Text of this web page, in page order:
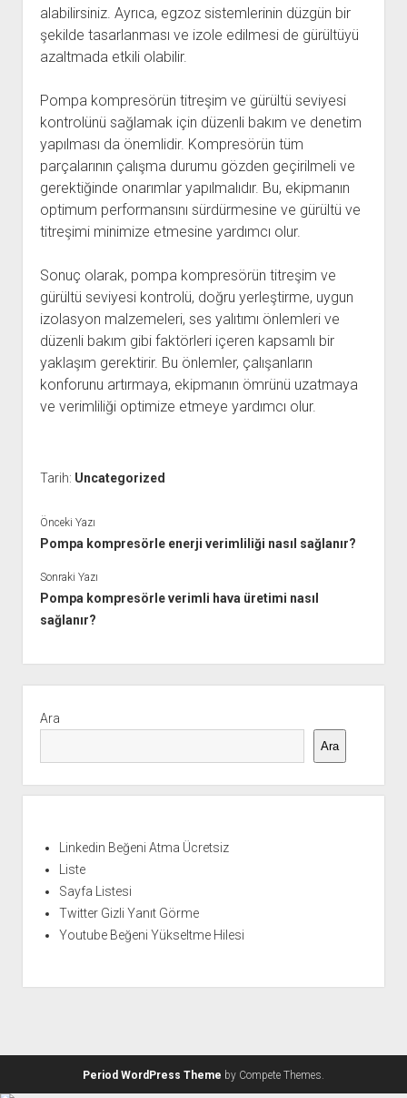
alabilirsiniz. Ayrıca, egzoz sistemlerinin düzgün bir
şekilde tasarlanması ve izole edilmesi de gürültüyü
azaltmada etkili olabilir.
Pompa kompresörün titreşim ve gürültü seviyesi
kontrolünü sağlamak için düzenli bakım ve denetim
yapılması da önemlidir. Kompresörün tüm
parçalarının çalışma durumu gözden geçirilmeli ve
gerektiğinde onarımlar yapılmalıdır. Bu, ekipmanın
optimum performansını sürdürmesine ve gürültü ve
titreşimi minimize etmesine yardımcı olur.
Sonuç olarak, pompa kompresörün titreşim ve
gürültü seviyesi kontrolü, doğru yerleştirme, uygun
izolasyon malzemeleri, ses yalıtımı önlemleri ve
düzenli bakım gibi faktörleri içeren kapsamlı bir
yaklaşım gerektirir. Bu önlemler, çalışanların
konforunu artırmaya, ekipmanın ömrünü uzatmaya
ve verimliliği optimize etmeye yardımcı olur.
Tarih: Uncategorized
Önceki Yazı
Pompa kompresörle enerji verimliliği nasıl sağlanır?
Sonraki Yazı
Pompa kompresörle verimli hava üretimi nasıl
sağlanır?
Menü
Ara
Ara
Linkedin Beğeni Atma Ücretsiz
Liste
Sayfa Listesi
Twitter Gizli Yanıt Görme
Youtube Beğeni Yükseltme Hilesi
Period WordPress Theme by Compete Themes.